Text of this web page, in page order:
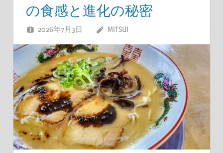
の食感と進化の秘密
2026年7月3日 MITSUI